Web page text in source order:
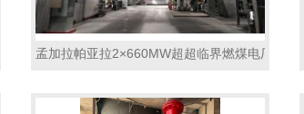
标段炉侧保温砌筑及防腐工程2
孟加拉帕亚拉2×660MW超超临界燃煤电厂1#